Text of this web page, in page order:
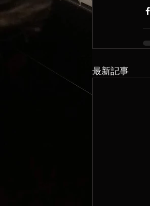
最新記事